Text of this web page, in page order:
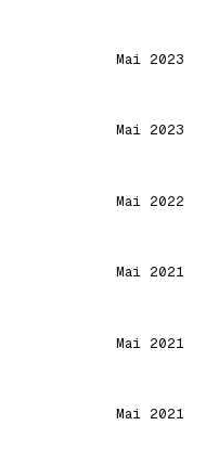
Mai 2023
Mai 2023
Mai 2022
Mai 2021
Mai 2021
Mai 2021